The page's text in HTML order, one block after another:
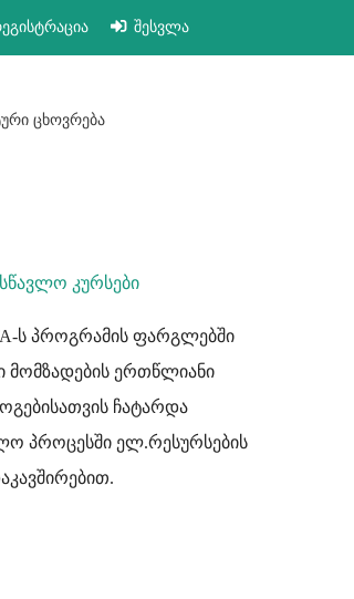
შესვლა
ცხოვრება
კურსები
ს პროგრამის ფარგლებში
მომზადების ერთწლიანი
ჩატარდა
პროცესში ელ.რესურსების